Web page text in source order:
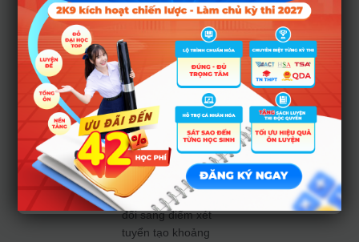
phụ
huynh và
thí sinh
Năm 2025 chứng
kiến sự “mất giá”
của điểm học bạ
trong tuyển sinh đại
học: dù học bạ cao
hơn rõ rệt, việc quy
đổi sang điểm xét
tuyển tạo khoảng